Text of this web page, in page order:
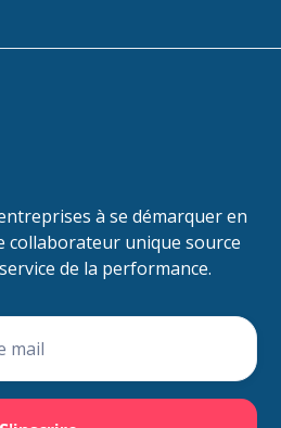
à se démarquer en
collaborateur unique source
de la performance.